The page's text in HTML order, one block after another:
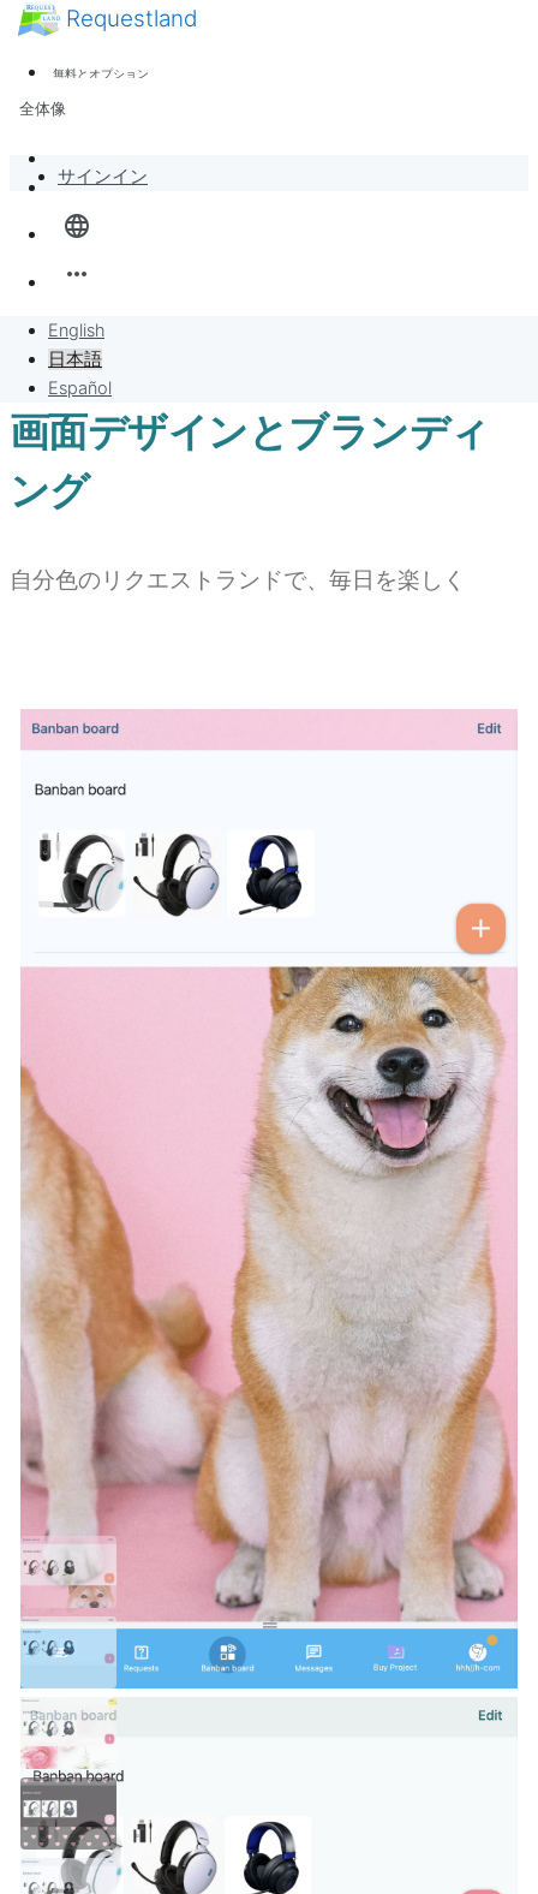
Requestland
無料とオプション
サポート
language
more_horiz
English
日本語
Español
全体像
バンバンボード
リクエスト
リクエストに販売
プロジェクト
ニュース
ピース・アンド・パッションについて
サインイン
画面デザインとブランディ
ング
自分色のリクエストランドで、毎日を楽しく